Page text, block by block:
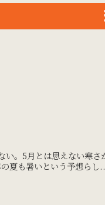
。5月とは思えない寒
夏も暑いという予想らし